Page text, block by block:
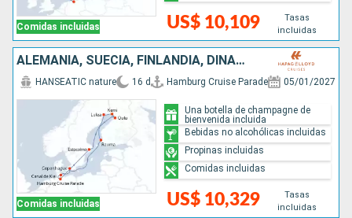
Comidas incluidas US$ 10,109
Tasas
incluidas
ALEMANIA, SUECIA, FINLANDIA, DINAMARCA
Comidas incluidas
HANSEATIC nature 16 d Hamburg Cruise Parade 05/01/2027
US$ 10,329
Tasas
incluidas
Una botella de champagne de
bienvenida incluida
Bebidas no alcohólicas incluidas
Propinas incluidas
Comidas incluidas